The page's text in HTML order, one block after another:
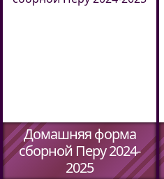
Домашняя форма
сборной Перу 2024-
2025